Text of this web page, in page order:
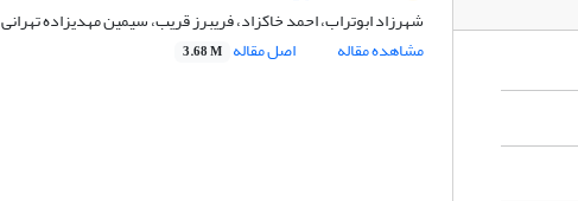
شهرزاد ابوتراب، احمد خاکزاد، فریبرز قریب، سیمین مهدیزاده تهرانی
مشاهده مقاله
اصل مقاله 3.68 M